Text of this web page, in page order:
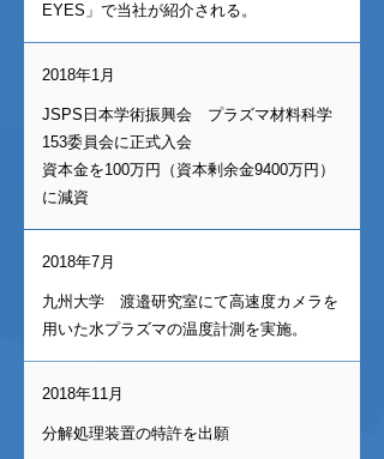
EYES」で当社が紹介される。
2018年1月
JSPS日本学術振興会 プラズマ材料科学
153委員会に正式入会
資本金を100万円（資本剰余金9400万円）
に減資
2018年7月
九州大学 渡邉研究室にて高速度カメラを
用いた水プラズマの温度計測を実施。
2018年11月
分解処理装置の特許を出願